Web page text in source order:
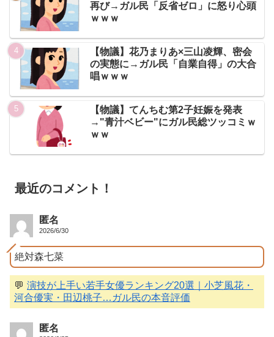
再び→ガル民「反省ゼロ」に怒り心頭
ｗｗｗ
【物議】花乃まりあ×三山凌輝、密会
の実態に→ガル民「自業自得」の大合
唱ｗｗｗ
【物議】てんちむ第2子妊娠を発表
→"青汁ベビー"にガル民総ツッコミｗ
ｗｗ
最近のコメント！
匿名
2026/6/30
絶対森七菜
💬 演技が上手い若手女優ランキング20選｜小芝風花・
河合優実・田辺桃子…ガル民の本音評価
匿名